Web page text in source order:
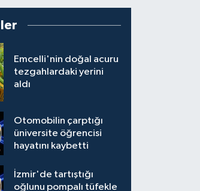
Emcelli'nin doğal acuru
tezgahlardaki yerini
aldı
Otomobilin çarptığı
üniversite öğrencisi
hayatını kaybetti
İzmir'de tartıştığı
oğlunu pompalı tüfekle